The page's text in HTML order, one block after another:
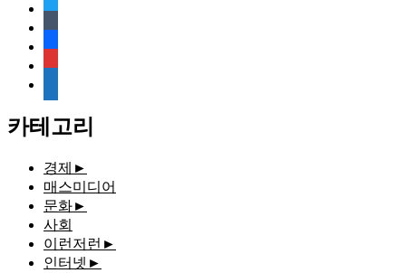
document
카테고리
경제 ►
매스미디어
문화►
사회
이런저런 ►
인터넷 ►